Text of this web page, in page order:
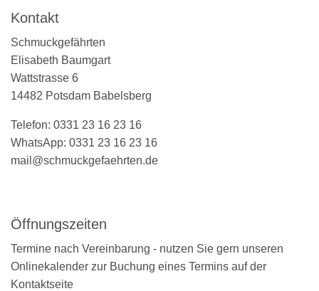
Kontakt
Schmuckgefährten
Elisabeth Baumgart
Wattstrasse 6
14482 Potsdam Babelsberg
Telefon: 0331 23 16 23 16
WhatsApp: 0331 23 16 23 16
mail@schmuckgefaehrten.de
Öffnungszeiten
Termine nach Vereinbarung - nutzen Sie gern unseren
Onlinekalender zur Buchung eines Termins auf der
Kontaktseite